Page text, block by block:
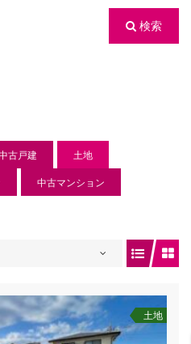
検索
古戸建
土地
中古マンション
土地